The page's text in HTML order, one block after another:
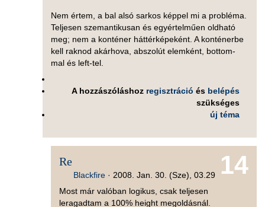
Nem értem, a bal alsó sarkos képpel mi a probléma.
Teljesen szemantikusan és egyértelműen oldható
meg; nem a konténer háttérképeként. A konténerbe
kell raknod akárhova, abszolút elemként, bottom-
mal és left-tel.
A hozzászóláshoz regisztráció és belépés
szükséges
új téma
14
Re
Blackfire · 2008. Jan. 30. (Sze), 03.29
Most már valóban logikus, csak teljesen
leragadtam a 100% height megoldásnál.